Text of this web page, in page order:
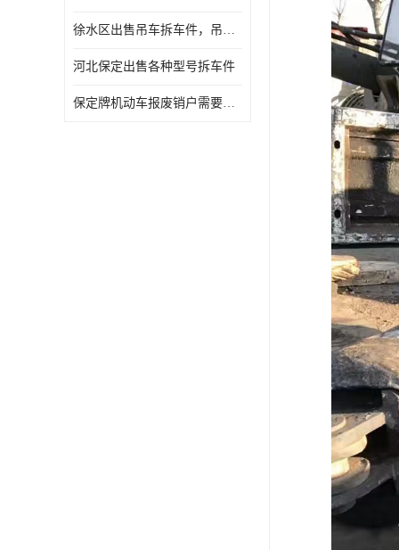
徐水区出售吊车拆车件，吊车液压件，吊车发动机变速箱出售
河北保定出售各种型号拆车件
保定牌机动车报废销户需要带哪些手续，流程咨询